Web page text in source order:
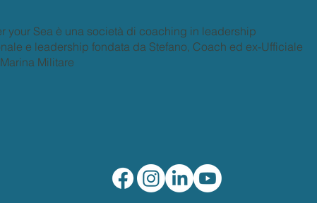
your Sea è una società di coaching in leadership
e leadership fondata da Stefano, Coach ed ex-Ufficiale
Militare